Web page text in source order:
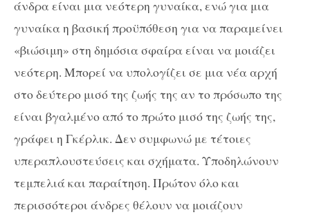
άνδρα είναι μια νεότερη γυναίκα, ενώ για μια
γυναίκα η βασική προϋπόθεση για να παραμείνει
«βιώσιμη» στη δημόσια σφαίρα είναι να μοιάζει
νεότερη. Μπορεί να υπολογίζει σε μια νέα αρχή
στο δεύτερο μισό της ζωής της αν το πρόσωπο της
είναι βγαλμένο από το πρώτο μισό της ζωής της,
γράφει η Γκέρλικ. Δεν συμφωνώ με τέτοιες
υπεραπλουστεύσεις και σχήματα. Υποδηλώνουν
τεμπελιά και παραίτηση. Πρώτον όλο και
περισσότεροι άνδρες θέλουν να μοιάζουν